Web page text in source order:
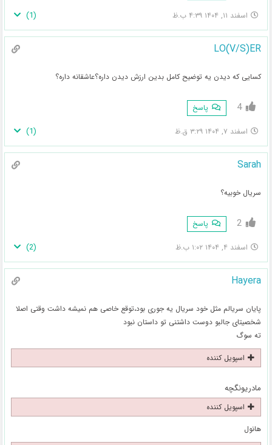
اسفند ۱۱, ۱۴۰۴ ۴:۳۹ ب.ظ (
1
)
LO(V/S)ER
کسایی که دیدن یه توضیح کامل بدین ارزش دیدن داره؟عاشقانه داره؟
4 پاسخ
اسفند ۷, ۱۴۰۴ ۳:۲۹ ق.ظ (
1
)
Sarah
سریال خوبیه؟
2 پاسخ
اسفند ۴, ۱۴۰۴ ۱:۰۲ ب.ظ (
2
)
Hayera
پایان سریالم مثل خود سریال یه جوری بود،توقع خاصی هم نمیشه داشت وقتی اصلا
شخصیتای جالبو دوست داشتنی تو داستان نبود
ته سوگ
اسپویل کننده
مادریونگچه
اسپویل کننده
هانول